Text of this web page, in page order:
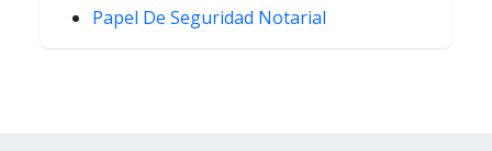
Papel De Seguridad Notarial